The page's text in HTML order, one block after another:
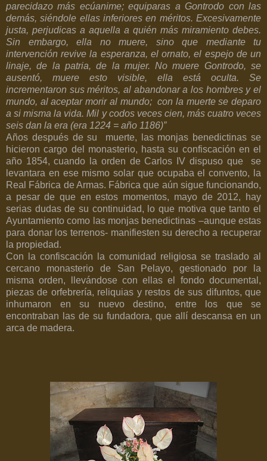
parecidazo más ecúanime; equiparas a Gontrodo con las
demás, siéndole ellas inferiores en méritos. Excesivamente
justa, perjudicas a aquella a quién más miramiento debes.
Sin embargo, ella no muere, sino que mediante tu
intervención revive la esperanza, el ornato, el espejo de un
linaje, de la patria, de la mujer. No muere Gontrodo, se
ausentó, muere esto visible, ella está oculta. Se
incrementaron sus méritos, al abandonar a los hombres y el
mundo, al aceptar morir al mundo; con la muerte se deparo
a si misma la vida. Mil y codos veces cien, más cuatro veces
seis dan la era (era 1224 = año 1186)”
Años después de su
muerte, las monjas benedictinas se
hicieron cargo del monasterio, hasta su confiscación en el
año 1854, cuando la orden de Carlos IV dispuso que
se
levantara en ese mismo solar que ocupaba el convento, la
Real Fábrica de Armas. Fábrica que aún sigue funcionando,
a pesar de que en estos momentos, mayo de 2012, hay
serias dudas de su continuidad, lo que motiva que tanto el
Ayuntamiento como las monjas benedictinas –aunque estas
para donar los terrenos- manifiesten su derecho a recuperar
la propiedad.
Con la confiscación la comunidad religiosa se traslado al
cercano monasterio de San Pelayo, gestionado por la
misma orden, llevándose con ellas el fondo documental,
piezas de orfebrería, reliquias y restos de sus difuntos, que
inhumaron en su nuevo destino, entre los que se
encontraban las de su fundadora, que allí descansa en un
arca de madera.